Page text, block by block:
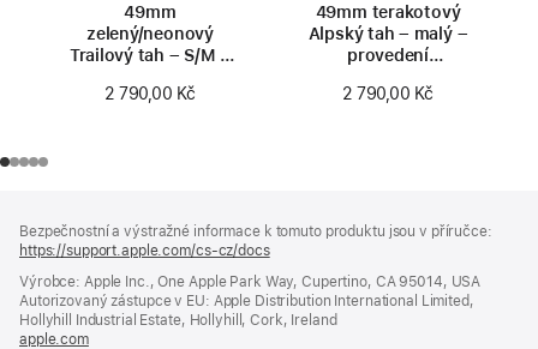
49mm
zelený/neonový
Trailový tah – S/M –
z přírodního titanu
2 790,00 Kč
49mm terakotový
Alpský tah – malý –
provedení
2 790,00 Kč
Bezpečnostní a výstražné informace k tomuto produktu jsou v příručce:
https://support.apple.com/cs-cz/docs(otevře
v novém
okně)
Výrobce: Apple Inc., One Apple Park Way, Cupertino, CA 95014, USA
Autorizovaný zástupce v EU: Apple Distribution International Limited,
Hollyhill Industrial Estate, Hollyhill, Cork, Ireland
apple.com(otevře